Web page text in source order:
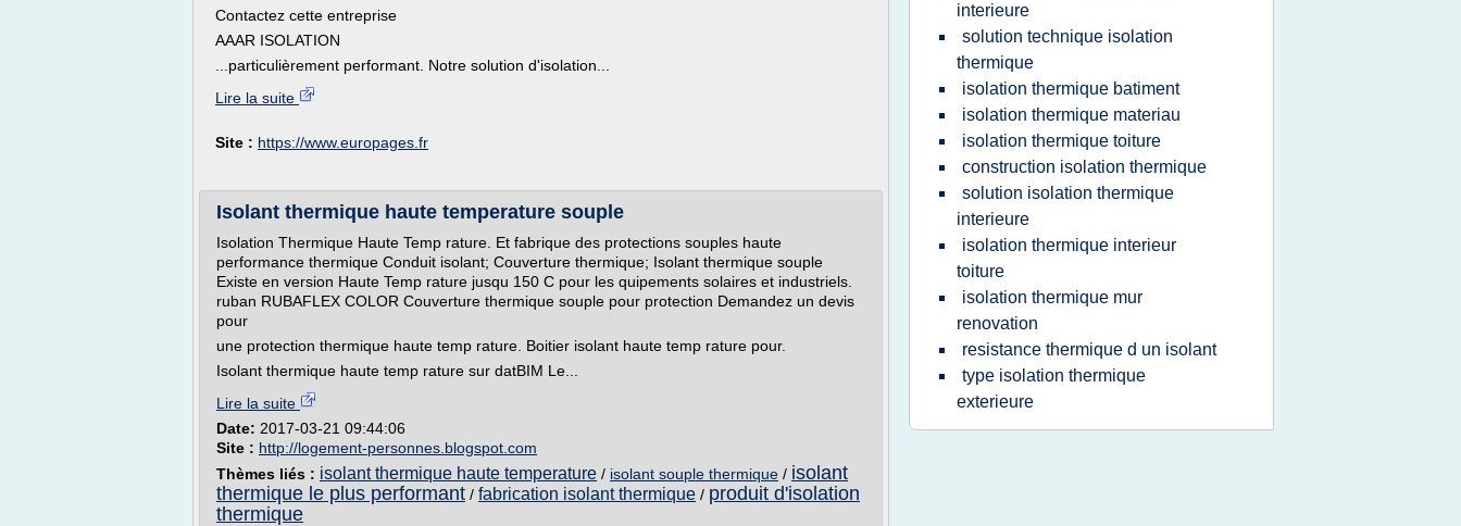
Contactez cette entreprise
AAAR ISOLATION
...particulièrement performant. Notre solution d'isolation...
Lire la suite
Site : https://www.europages.fr
Isolant thermique haute temperature souple
Isolation Thermique Haute Temp rature. Et fabrique des protections souples haute
performance thermique Conduit isolant; Couverture thermique; Isolant thermique souple
Existe en version Haute Temp rature jusqu 150 C pour les quipements solaires et industriels.
ruban RUBAFLEX COLOR Couverture thermique souple pour protection Demandez un devis
pour
une protection thermique haute temp rature. Boitier isolant haute temp rature pour.
Isolant thermique haute temp rature sur datBIM Le...
Lire la suite
Date: 2017-03-21 09:44:06
Site : http://logement-personnes.blogspot.com
Thèmes liés : isolant thermique haute temperature / isolant souple thermique / isolant
thermique le plus performant / fabrication isolant thermique / produit d'isolation
thermique
interieure
solution technique isolation
thermique
isolation thermique batiment
isolation thermique materiau
isolation thermique toiture
construction isolation thermique
solution isolation thermique
interieure
isolation thermique interieur
toiture
isolation thermique mur
renovation
resistance thermique d un isolant
type isolation thermique
exterieure